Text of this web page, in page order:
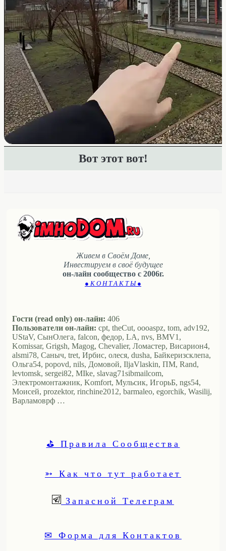
Вот этот вот!
Живем в Своём Доме,
Инвестируем в своё будущее
он-лайн сообщество с 2006г.
● К О Н Т А К Т Ы ●
Гости (read only) он-лайн: 406
Пользователи он-лайн: cpt, theCut, oooaspz, tom, adv192,
UStaV, СынОлега, falcon, федор, LA, nvs, BMV1,
Komissar, Grigsh, Magog, Chevalier, Ломастер, Висариoн4,
alsmi78, Саныч, tret, Ирбис, олеся, dusha, Байкеризсклепа,
Ольга54, popovd, nils, Домовой, IljaVlaskin, ПМ, Rand,
levtomsk, sergei82, MIke, slavag71sibmailcom,
Электромонтажник, Komfort, Мульсик, ИгорьБ, ngs54,
Моисей, prozektor, rinchine2012, barmaleo, egorchik, Wasilij,
Варламоврф …
⛳ Правила Сообщества
➳ Как что тут работает
Запасной Телеграм
✉ Форма для Контактов